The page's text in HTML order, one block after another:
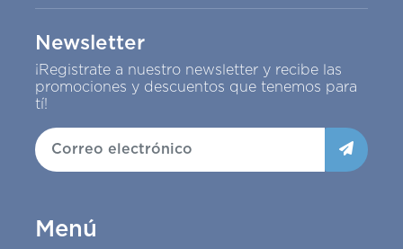
Newsletter
¡Registrate a nuestro newsletter y recibe las
promociones y descuentos que tenemos para
tí!
Menú